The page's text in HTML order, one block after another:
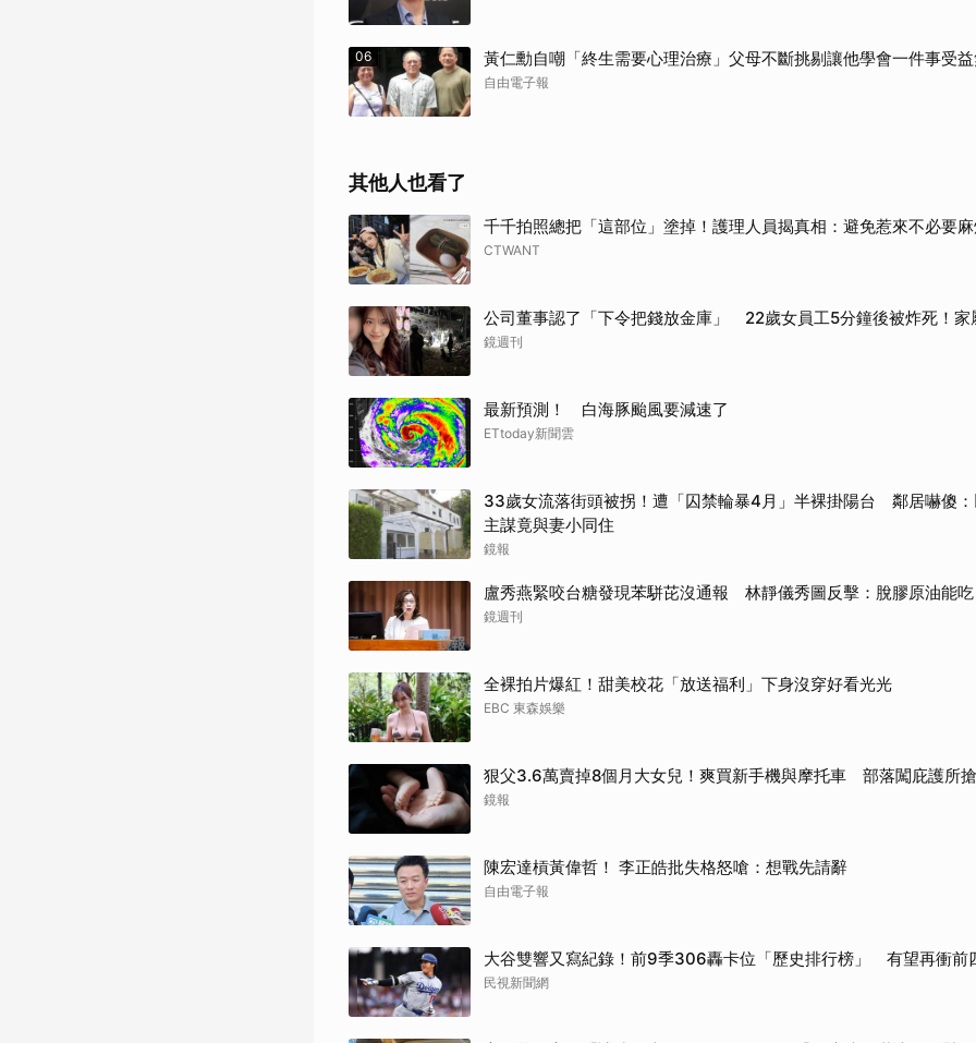
06 黃仁勳自嘲「終生需要心理治療」父母不斷挑剔讓他學會一件事受
自由電子報
其他人也看了
千千拍照總把「這部位」塗掉！護理人員揭真相：避免惹來不必要
CTWANT
公司董事認了「下令把錢放金庫」 22歲女員工5分鐘後被炸死！家
鏡週刊
最新預測！ 白海豚颱風要減速了
ETtoday新聞雲
33歲女流落街頭被拐！遭「囚禁輪暴4月」半裸掛陽台 鄰居嚇傻
主謀竟與妻小同住
鏡報
盧秀燕緊咬台糖發現苯駢芘沒通報 林靜儀秀圖反擊：脫膠原油能
鏡週刊
全裸拍片爆紅！甜美校花「放送福利」下身沒穿好看光光
EBC 東森娛樂
狠父3.6萬賣掉8個月大女兒！爽買新手機與摩托車 部落闖庇護所
鏡報
陳宏達槓黃偉哲！ 李正皓批失格怒嗆：想戰先請辭
自由電子報
大谷雙響又寫紀錄！前9季306轟卡位「歷史排行榜」 有望再衝前
民視新聞網